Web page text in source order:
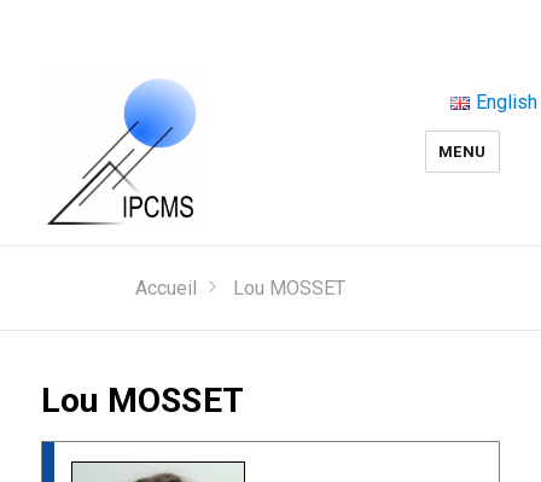
MENU
English
Accueil Lou MOSSET
Lou MOSSET